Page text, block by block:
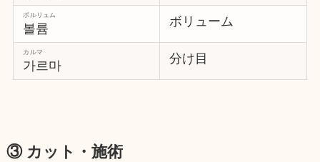
볼륨
ボルリュム ボリューム
가르마
カルマ 分け目
③ カット・施術